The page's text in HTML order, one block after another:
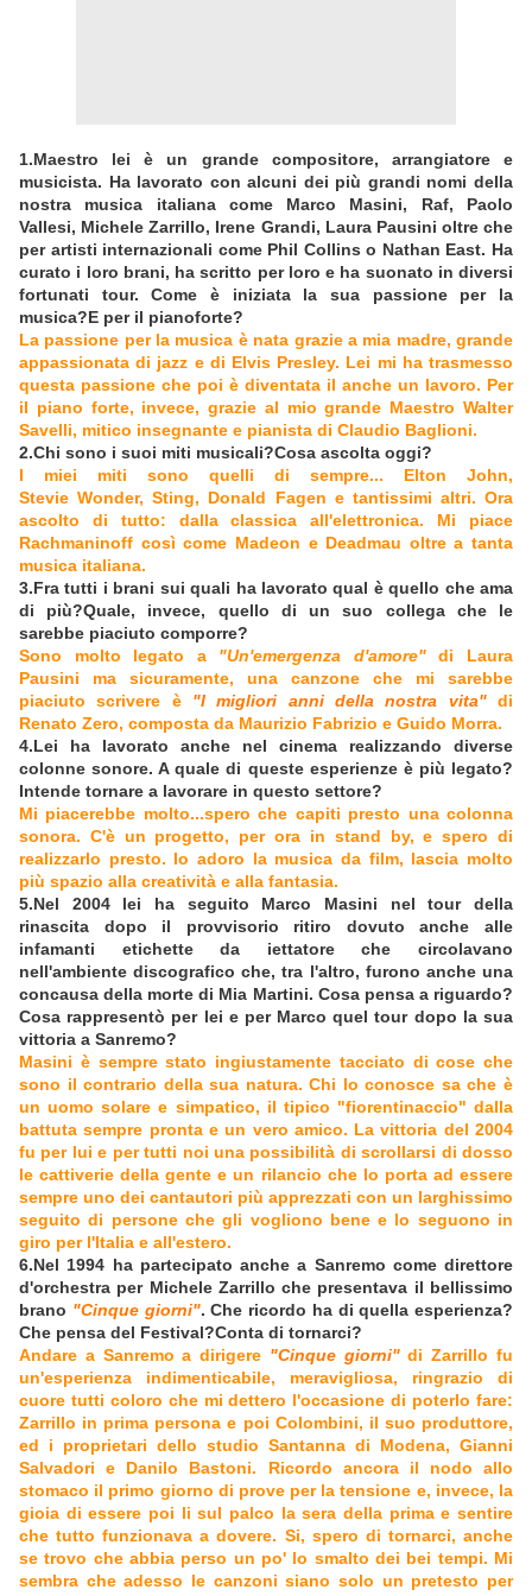
1.Maestro lei è un grande compositore, arrangiatore e
musicista. Ha lavorato con alcuni dei più grandi nomi della
nostra musica italiana come Marco Masini, Raf, Paolo
Vallesi, Michele Zarrillo, Irene Grandi, Laura Pausini oltre che
per artisti internazionali come Phil Collins o Nathan East. Ha
curato i loro brani, ha scritto per loro e ha suonato in diversi
fortunati tour. Come è iniziata la sua passione per la
musica?E per il pianoforte?
La passione per la musica è nata grazie a mia madre, grande
appassionata di jazz e di Elvis Presley. Lei mi ha trasmesso
questa passione che poi è diventata il anche un lavoro. Per
il piano forte, invece, grazie al mio grande Maestro Walter
Savelli, mitico insegnante e pianista di Claudio Baglioni.
2.Chi sono i suoi miti musicali?Cosa ascolta oggi?
I miei miti sono quelli di sempre... Elton John,
Stevie Wonder, Sting, Donald Fagen e tantissimi altri. Ora
ascolto di tutto: dalla classica all'elettronica. Mi piace
Rachmaninoff così come Madeon e Deadmau oltre a tanta
musica italiana.
3.Fra tutti i brani sui quali ha lavorato qual è quello che ama
di più?Quale, invece, quello di un suo collega che le
sarebbe piaciuto comporre?
Sono molto legato a "Un'emergenza d'amore"di Laura
Pausini ma sicuramente, una canzone che mi sarebbe
piaciuto scrivere è "I migliori anni della nostra vita"di
Renato Zero, composta da Maurizio Fabrizio e Guido Morra.
4.Lei ha lavorato anche nel cinema realizzando diverse
colonne sonore. A quale di queste esperienze è più legato?
Intende tornare a lavorare in questo settore?
Mi piacerebbe molto...spero che capiti presto una colonna
sonora. C'è un progetto, per ora in stand by, e spero di
realizzarlo presto. Io adoro la musica da film, lascia molto
più spazio alla creatività e alla fantasia.
5.Nel 2004 lei ha seguito Marco Masini nel tour della
rinascita dopo il provvisorio ritiro dovuto anche alle
infamanti etichette da iettatore che circolavano
nell'ambiente discografico che, tra l'altro, furono anche una
concausa della morte di Mia Martini. Cosa pensa a riguardo?
Cosa rappresentò per lei e per Marco quel tour dopo la sua
vittoria a Sanremo?
Masini è sempre stato ingiustamente tacciato di cose che
sono il contrario della sua natura. Chi lo conosce sa che è
un uomo solare e simpatico, il tipico "fiorentinaccio" dalla
battuta sempre pronta e un vero amico. La vittoria del 2004
fu per lui e per tutti noi una possibilità di scrollarsi di dosso
le cattiverie della gente e un rilancio che lo porta ad essere
sempre uno dei cantautori più apprezzati con un larghissimo
seguito di persone che gli vogliono bene e lo seguono in
giro per l'Italia e all'estero.
6.Nel 1994 ha partecipato anche a Sanremo come direttore
d'orchestra per Michele Zarrillo che presentava il bellissimo
brano "Cinque giorni". Che ricordo ha di quella esperienza?
Che pensa del Festival?Conta di tornarci?
Andare a Sanremo a dirigere "Cinque giorni"di Zarrillo fu
un'esperienza indimenticabile, meravigliosa, ringrazio di
cuore tutti coloro che mi dettero l'occasione di poterlo fare:
Zarrillo in prima persona e poi Colombini, il suo produttore,
ed i proprietari dello studio Santanna di Modena, Gianni
Salvadori e Danilo Bastoni. Ricordo ancora il nodo allo
stomaco il primo giorno di prove per la tensione e, invece, la
gioia di essere poi li sul palco la sera della prima e sentire
che tutto funzionava a dovere. Si, spero di tornarci, anche
se trovo che abbia perso un po' lo smalto dei bei tempi. Mi
sembra che adesso le canzoni siano solo un pretesto per